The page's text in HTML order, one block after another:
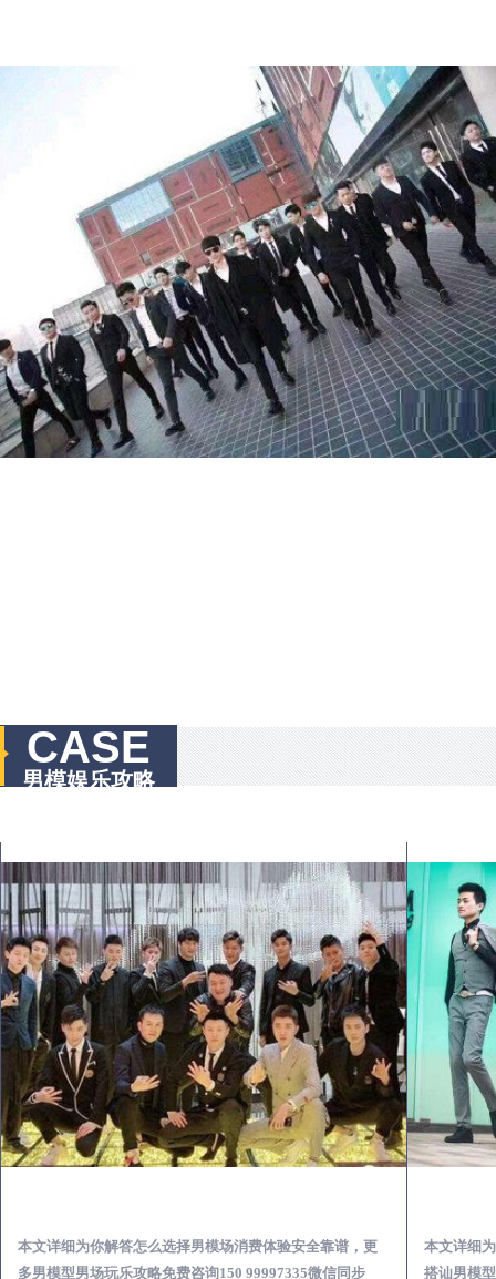
CASE
男模娱乐攻略
本文详细为你解答怎么选择男模场消费体验安全靠谱，更
多男模型男场玩乐攻略免费咨询150 99997335微信同步
本文详细
搭讪男模